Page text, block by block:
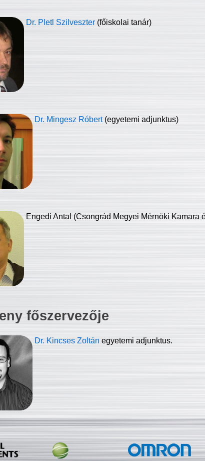
Dr. Pletl Szilveszter (főiskolai tanár)
Dr. Mingesz Róbert (egyetemi adjunktus)
Engedi Antal (Csongrád Megyei Mérnöki
főszervezője
Dr. Kincses Zoltán egyetemi adjunktus.